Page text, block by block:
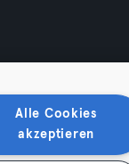
Alle Cookies
akzeptieren